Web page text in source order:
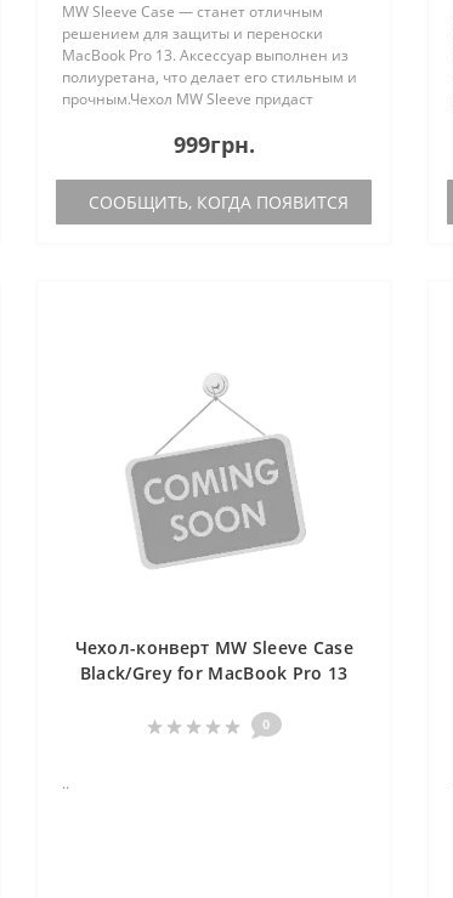
MW Sleeve Case — станет отличным
решением для защиты и переноски
MacBook Pro 13. Аксессуар выполнен из
полиуретана, что делает его стильным и
прочным.Чехол MW Sleeve придаст
Вашему образу при переноске MacBook...
999грн.
СООБЩИТЬ, КОГДА ПОЯВИТСЯ
Чехол-конверт MW Sleeve Case
Black/Grey for MacBook Pro 13
410051)
0
..